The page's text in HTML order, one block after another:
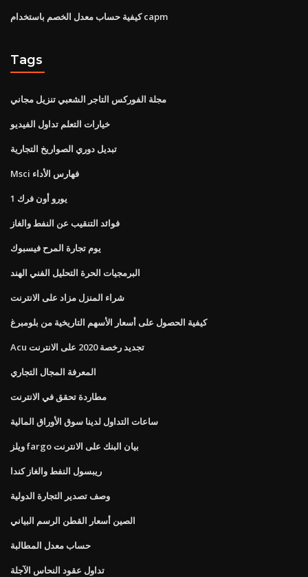
كيفية حساب معدل الخصم باستخدام capm
Tags
مجلة الفوركس التاجر الشعبي تنزيل مجاني
خيارات التعلم تداول الفيديو
تبديل دوري الصواريخ التجارية
Msci فهارس الأداء
1 يورو أون فرك
فوائد التنقيب عن النفط والغاز
يوم تجارة المرح فيسبوك
البرمجيات الحرة التحليل الفني الهند
شراء المنزل مزاد على الانترنت
كيفية الحصول على أسعار الأسهم التاريخية من بلومبرغ
Acu تجديد رخصة 2020 على الانترنت
المعرفة المجال التجاري
مطاردة تحقق في الانترنت
ساعات التداول لدينا سوق الأوراق المالية
ويلز fargo بيان البنك على الانترنت
ريبسول النفط والغاز كندا
وصف تصدير التجارة الدولية
الصين أسعار القطن الرسم البياني
حساب معدل المطالبة
تداول عقود النحاس الآجلة